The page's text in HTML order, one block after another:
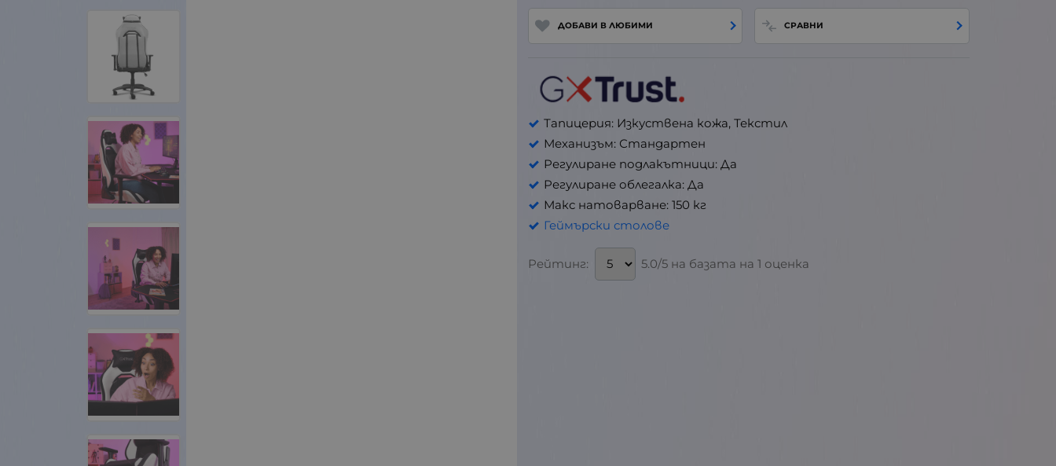
ДОБАВИ В ЛЮБИМИ СРАВНИ
Тапицерия: Изкуствена кожа, Текстил
Механизъм: Стандартен
Регулиране подлакътници: Да
Регулиране облегалка: Да
Макс натоварване: 150 кг
Геймърски столове
Рейтинг: 5.0/5 на базата на 1 оценка